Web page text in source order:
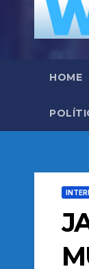
HOME